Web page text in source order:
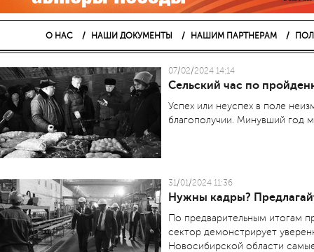
О НАС НАШИ ДОКУМЕНТЫ НАШИМ ПАРТНЕРАМ
07/02/2024 14:14
Сельский час по
Успех или неуспех в поле
благополучии. Минувший год
31/01/2024 11:36
Нужны кадры?
По предварительным итогам
сектор демонстрирует
Новосибирской области